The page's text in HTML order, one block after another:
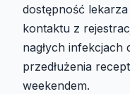
dostępność
kontaktu z
nagłych infekcjach
przedłużenia
weekendem.